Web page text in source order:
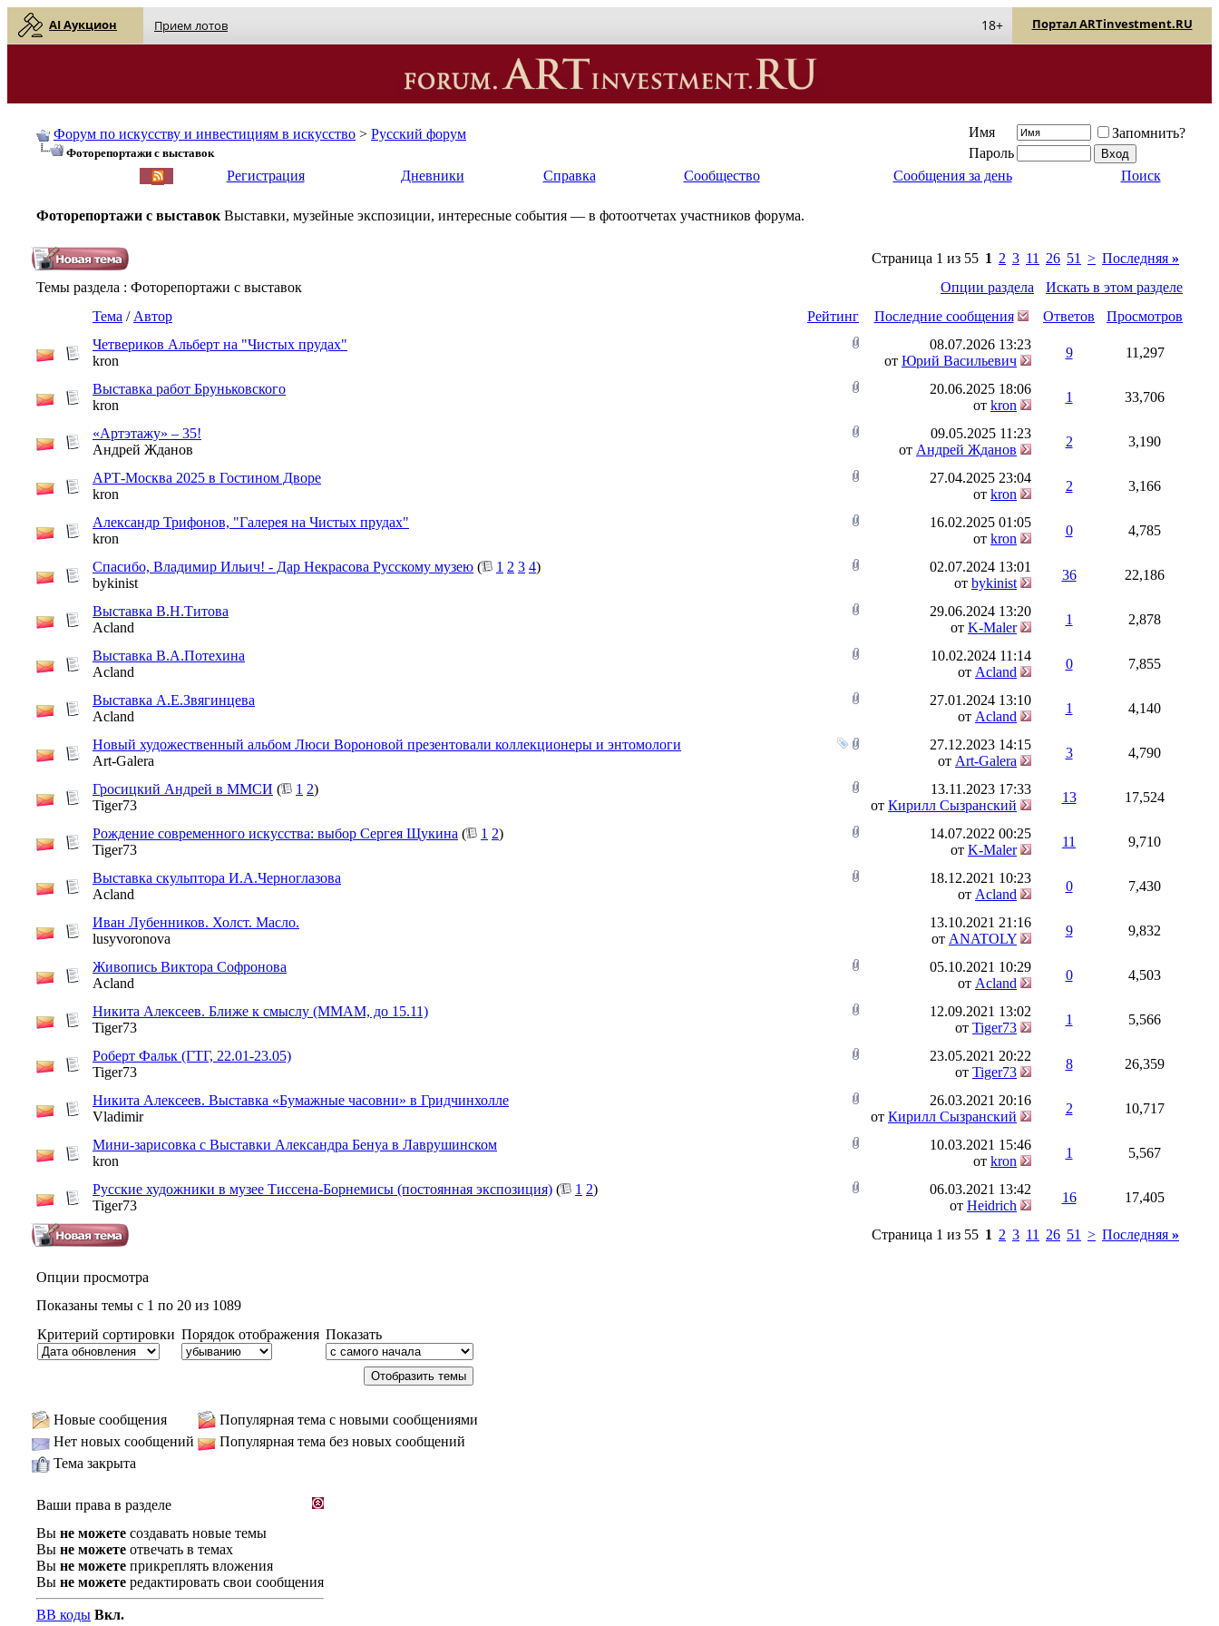
AI Аукцион Прием лотов Портал ARTinvestment.RU
18+
Форум по искусству и инвестициям в искусство > Русский форум
Фоторепортажи с выставок
Имя
Запомнить?
Пароль
Регистрация Дневники Справка Сообщество Сообщения за день Поиск
Фоторепортажи с выставок Выставки, музейные экспозиции, интересные события — в фотоотчетах участников форума.
Страница 1 из 55 1 2 3 11 26 51 > Последняя »
Темы раздела : Фоторепортажи с выставок Опции раздела
Искать в этом разделе
Рейтинг
Тема / Автор Последние сообщения Ответов
Просмотров
Четвериков Альберт на "Чистых прудах"
kron
08.07.2026 13:23
от Юрий Васильевич
9 11,297
Выставка работ Бруньковского
kron
20.06.2025 18:06
от kron
1 33,706
«Артэтажу» – 35!
Андрей Жданов
09.05.2025 11:23
от Андрей Жданов
2 3,190
АРТ-Москва 2025 в Гостином Дворе
kron
27.04.2025 23:04
от kron
2 3,166
Александр Трифонов, "Галерея на Чистых прудах"
kron
16.02.2025 01:05
от kron
0 4,785
Спасибо, Владимир Ильич! - Дар Некрасова Русскому музею ( 1 2 3 4)
bykinist
02.07.2024 13:01
от bykinist
36 22,186
Выставка В.Н.Титова
Acland
29.06.2024 13:20
от K-Maler
1 2,878
Выставка В.А.Потехина
Acland
10.02.2024 11:14
от Acland
0 7,855
Выставка А.Е.Звягинцева
Acland
27.01.2024 13:10
от Acland
1 4,140
Новый художественный альбом Люси Вороновой презентовали коллекционеры и энтомологи
Art-Galera
27.12.2023 14:15
от Art-Galera
3 4,790
Гросицкий Андрей в ММСИ ( 1 2)
Tiger73
13.11.2023 17:33
от Кирилл Сызранский
13 17,524
Рождение современного искусства: выбор Сергея Щукина ( 1 2)
Tiger73
14.07.2022 00:25
от K-Maler
11 9,710
Выставка скульптора И.А.Черноглазова
Acland
18.12.2021 10:23
от Acland
0 7,430
Иван Лубенников. Холст. Масло.
lusyvoronova
13.10.2021 21:16
от ANATOLY
9 9,832
Живопись Виктора Софронова
Acland
05.10.2021 10:29
от Acland
0 4,503
Никита Алексеев. Ближе к смыслу (ММАМ, до 15.11)
Tiger73
12.09.2021 13:02
от Tiger73
1 5,566
Роберт Фальк (ГТГ, 22.01-23.05)
Tiger73
23.05.2021 20:22
от Tiger73
8 26,359
Никита Алексеев. Выставка «Бумажные часовни» в Гридчинхолле
Vladimir
26.03.2021 20:16
от Кирилл Сызранский
2 10,717
Мини-зарисовка с Выставки Александра Бенуа в Лаврушинском
kron
10.03.2021 15:46
от kron
1 5,567
Русские художники в музее Тиссена-Борнемисы (постоянная экспозиция) ( 1 2)
Tiger73
06.03.2021 13:42
от Heidrich
16 17,405
Страница 1 из 55 1 2 3 11 26 51 > Последняя »
Опции просмотра
Показаны темы с 1 по 20 из 1089
Критерий сортировки Порядок отображения Показать
Новые сообщения
Популярная тема с новыми сообщениями
Нет новых сообщений
Популярная тема без новых сообщений
Тема закрыта
Ваши права в разделе
Вы не можете создавать новые темы
Вы не можете отвечать в темах
Вы не можете прикреплять вложения
Вы не можете редактировать свои сообщения
BB коды Вкл.